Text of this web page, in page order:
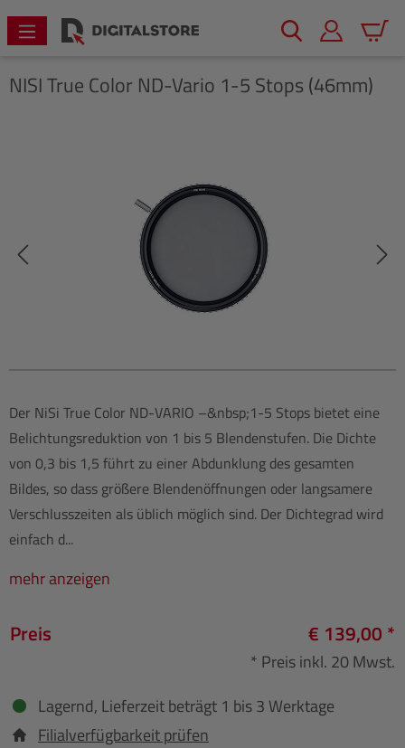
springen
NISITrue Color ND-Vario 1-5 Stops (46mm)
Der NiSi True Color ND-VARIO –&nbsp;1-5 Stops bietet eine
Belichtungsreduktion von 1 bis 5 Blendenstufen. Die Dichte
von 0,3 bis 1,5 führt zu einer Abdunklung des gesamten
Bildes, so dass größere Blendenöffnungen oder langsamere
Verschlusszeiten als üblich möglich sind. Der Dichtegrad wird
einfach d...
mehr anzeigen
Preis € 139,00 *
* Preis inkl. 20 Mwst.
Lagernd, Lieferzeit beträgt 1 bis 3 Werktage
Filialverfügbarkeit prüfen